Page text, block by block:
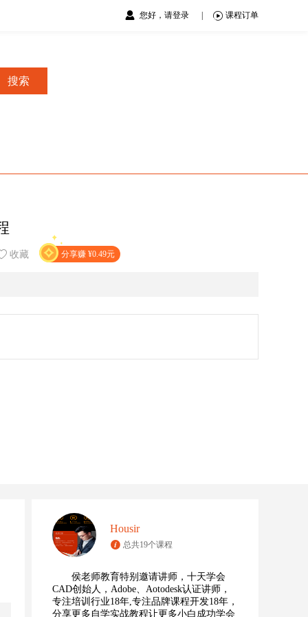
您好，请登录 课程订单
搜索
收藏 分享赚 ¥0.49元
Housir
总共19个课程
侯老师教育特别邀请讲师，十天学会
CAD创始人，Adobe、Aotodesk认证讲师，
专注培训行业18年,专注品牌课程开发18年，
分享更多自学实战教程让更多小白成功学会